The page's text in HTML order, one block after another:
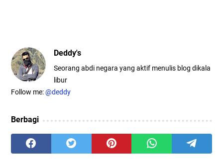
Deddy's
Seorang abdi negara yang aktif menulis blog dikala
libur
Follow me:@deddy
Berbagi